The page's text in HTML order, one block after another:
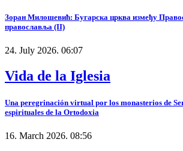
Зоран Милошевић: Бугарска црква између
православља (II)
24. July 2026. 06:07
Vida de la Iglesia
Una peregrinación virtual por los monasterios de
espirituales de la Ortodoxia
16. March 2026. 08:56